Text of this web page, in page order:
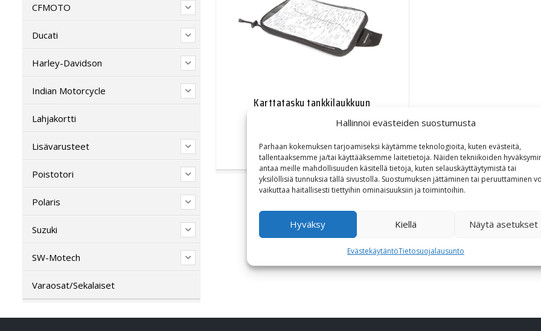
Hallinnoi evästeiden suostumusta
Parhaan kokemuksen tarjoamiseksi käytämme teknologioita, kuten evästeitä,
tallentaaksemme ja/tai käyttääksemme laitetietoja. Näiden tekniikoiden
antaa meille mahdollisuuden käsitellä tietoja, kuten selauskäyttäytymistä tai
yksilöllisiä tunnuksia tällä sivustolla. Suostumuksen jättäminen tai peruuttaminen
vaikuttaa haitallisesti tiettyihin ominaisuuksiin ja toimintoihin.
Hyväksy Kiellä Näytä asetukset
EvästekäytäntöTietosuojalausunto
Karttatasku tankkilaukkuun
CFMOTO
Ducati
Harley-Davidson
Indian Motorcycle
Lahjakortti
Lisävarusteet
Poistotori
Polaris
Suzuki
SW-Motech
Varaosat/Sekalaiset